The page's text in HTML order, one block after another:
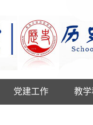
党建工作 教